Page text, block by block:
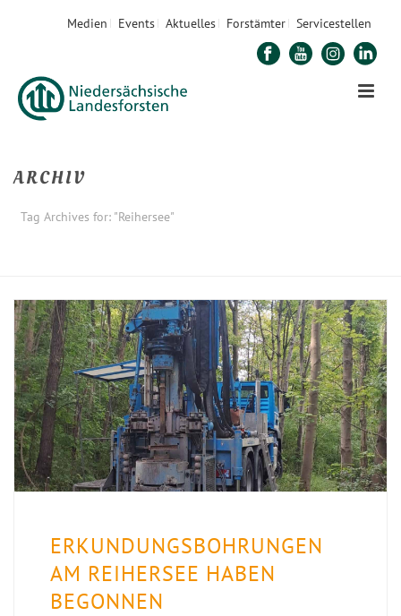
Medien Events Aktuelles Forstämter Servicestellen
ARCHIV
Tag Archives for: "Reihersee"
ERKUNDUNGSBOHRUNGEN
AM REIHERSEE HABEN
BEGONNEN